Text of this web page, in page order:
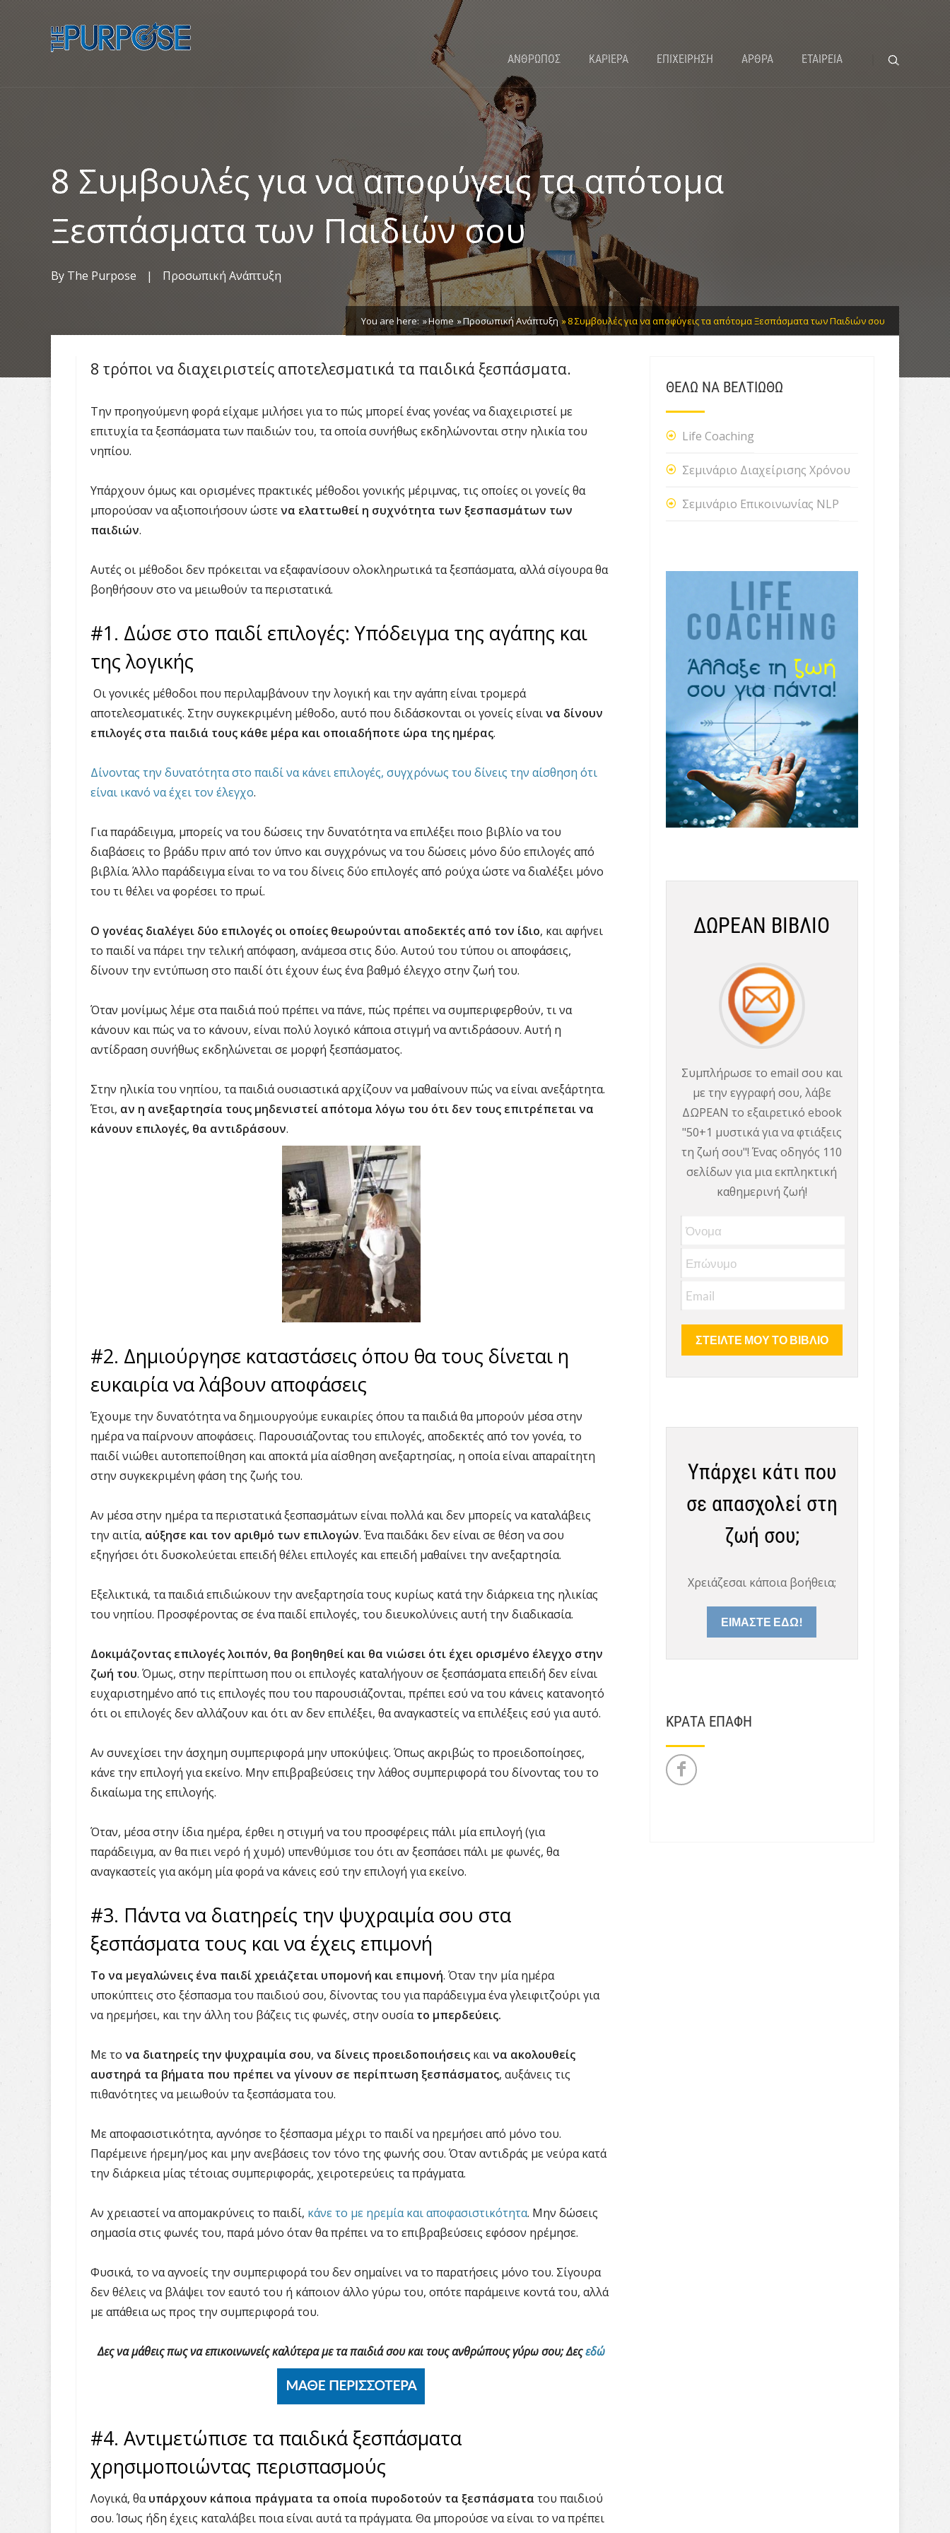
ΑΝΘΡΩΠΟΣ ΚΑΡΙΕΡΑ ΕΠΙΧΕΙΡΗΣΗ ΑΡΘΡΑ ΕΤΑΙΡΕΙΑ
8 Συμβουλές για να αποφύγεις τα απότομα
Ξεσπάσματα των Παιδιών σου
ByThe Purpose | Προσωπική Ανάπτυξη
You are here: Home Προσωπική Ανάπτυξη 8 Συμβουλές για να αποφύγεις τα απότομα Ξεσπάσματα των Παιδιών σου
8 τρόποι να διαχειριστείς αποτελεσματικά τα παιδικά ξεσπάσματα.
Την προηγούμενη φορά είχαμε μιλήσει για το πώς μπορεί ένας γονέας να διαχειριστεί με
επιτυχία τα ξεσπάσματα των παιδιών του, τα οποία συνήθως εκδηλώνονται στην ηλικία του
νηπίου.
Υπάρχουν όμως και ορισμένες πρακτικές μέθοδοι γονικής μέριμνας, τις οποίες οι γονείς θα
μπορούσαν να αξιοποιήσουν ώστενα ελαττωθεί η συχνότητα των ξεσπασμάτων των
παιδιών.
Αυτές οι μέθοδοι δεν πρόκειται να εξαφανίσουν ολοκληρωτικά τα ξεσπάσματα, αλλά σίγουρα θα
βοηθήσουν στο να μειωθούν τα περιστατικά.
#1. Δώσε στο παιδί επιλογές: Υπόδειγμα της αγάπης και
της λογικής
Οι γονικές μέθοδοι που περιλαμβάνουν την λογική και την αγάπη είναι τρομερά
αποτελεσματικές. Στην συγκεκριμένη μέθοδο, αυτό που διδάσκονται οι γονείς είναινα δίνουν
επιλογές στα παιδιά τους κάθε μέρα και οποιαδήποτε ώρα της ημέρας.
Δίνοντας την δυνατότητα στο παιδί να κάνει επιλογές, συγχρόνως του δίνεις την αίσθηση ότι
είναι ικανό να έχει τον έλεγχο.
Για παράδειγμα, μπορείς να του δώσεις την δυνατότητα να επιλέξει ποιο βιβλίο να του
διαβάσεις το βράδυ πριν από τον ύπνο και συγχρόνως να του δώσεις μόνο δύο επιλογές από
βιβλία. Άλλο παράδειγμα είναι το να του δίνεις δύο επιλογές από ρούχα ώστε να διαλέξει μόνο
του τι θέλει να φορέσει το πρωί.
Ο γονέας διαλέγει δύο επιλογές οι οποίες θεωρούνται αποδεκτές από τον ίδιο, και αφήνει
το παιδί να πάρει την τελική απόφαση, ανάμεσα στις δύο. Αυτού του τύπου οι αποφάσεις,
δίνουν την εντύπωση στο παιδί ότι έχουν έως ένα βαθμό έλεγχο στην ζωή του.
Όταν μονίμως λέμε στα παιδιά πού πρέπει να πάνε, πώς πρέπει να συμπεριφερθούν, τι να
κάνουν και πώς να το κάνουν, είναι πολύ λογικό κάποια στιγμή να αντιδράσουν. Αυτή η
αντίδραση συνήθως εκδηλώνεται σε μορφή ξεσπάσματος.
Στην ηλικία του νηπίου, τα παιδιά ουσιαστικά αρχίζουν να μαθαίνουν πώς να είναι ανεξάρτητα.
Έτσι, αν η ανεξαρτησία τους μηδενιστεί απότομα λόγω του ότι δεν τους επιτρέπεται να
κάνουν επιλογές, θα αντιδράσουν.
#2. Δημιούργησε καταστάσεις όπου θα τους δίνεται η
ευκαιρία να λάβουν αποφάσεις
Έχουμε την δυνατότητα να δημιουργούμε ευκαιρίες όπου τα παιδιά θα μπορούν μέσα στην
ημέρα να παίρνουν αποφάσεις. Παρουσιάζοντας του επιλογές, αποδεκτές από τον γονέα, το
παιδί νιώθει αυτοπεποίθηση και αποκτά μία αίσθηση ανεξαρτησίας, η οποία είναι απαραίτητη
στην συγκεκριμένη φάση της ζωής του.
Αν μέσα στην ημέρα τα περιστατικά ξεσπασμάτων είναι πολλά και δεν μπορείς να καταλάβεις
την αιτία, αύξησε και τον αριθμό των επιλογών. Ένα παιδάκι δεν είναι σε θέση να σου
εξηγήσει ότι δυσκολεύεται επειδή θέλει επιλογές και επειδή μαθαίνει την ανεξαρτησία.
Εξελικτικά, τα παιδιά επιδιώκουν την ανεξαρτησία τους κυρίως κατά την διάρκεια της ηλικίας
του νηπίου. Προσφέροντας σε ένα παιδί επιλογές, του διευκολύνεις αυτή την διαδικασία.
Δοκιμάζοντας επιλογές λοιπόν, θα βοηθηθεί και θα νιώσει ότι έχει ορισμένο έλεγχο στην
ζωή του. Όμως, στην περίπτωση που οι επιλογές καταλήγουν σε ξεσπάσματα επειδή δεν είναι
ευχαριστημένο από τις επιλογές που του παρουσιάζονται, πρέπει εσύ να του κάνεις κατανοητό
ότι οι επιλογές δεν αλλάζουν και ότι αν δεν επιλέξει, θα αναγκαστείς να επιλέξεις εσύ για αυτό.
Αν συνεχίσει την άσχημη συμπεριφορά μην υποκύψεις. Όπως ακριβώς το προειδοποίησες,
κάνε την επιλογή για εκείνο. Μην επιβραβεύσεις την λάθος συμπεριφορά του δίνοντας του το
δικαίωμα της επιλογής.
Όταν, μέσα στην ίδια ημέρα, έρθει η στιγμή να του προσφέρεις πάλι μία επιλογή (για
παράδειγμα, αν θα πιει νερό ή χυμό) υπενθύμισε του ότι αν ξεσπάσει πάλι με φωνές, θα
αναγκαστείς για ακόμη μία φορά να κάνεις εσύ την επιλογή για εκείνο.
#3. Πάντα να διατηρείς την ψυχραιμία σου στα
ξεσπάσματα τους και να έχεις επιμονή
Το να μεγαλώνεις ένα παιδί χρειάζεται υπομονή και επιμονή. Όταν την μία ημέρα
υποκύπτεις στο ξέσπασμα του παιδιού σου, δίνοντας του για παράδειγμα ένα γλειφιτζούρι για
να ηρεμήσει, και την άλλη του βάζεις τις φωνές, στην ουσίατο μπερδεύεις.
Με το να διατηρείς την ψυχραιμία σου, να δίνεις προειδοποιήσεις καινα ακολουθείς
αυστηρά τα βήματα που πρέπει να γίνουν σε περίπτωση ξεσπάσματος, αυξάνεις τις
πιθανότητες να μειωθούν τα ξεσπάσματα του.
Με αποφασιστικότητα, αγνόησε το ξέσπασμα μέχρι το παιδί να ηρεμήσει από μόνο του.
Παρέμεινε ήρεμη/μος και μην ανεβάσεις τον τόνο της φωνής σου. Όταν αντιδράς με νεύρα κατά
την διάρκεια μίας τέτοιας συμπεριφοράς, χειροτερεύεις τα πράγματα.
Αν χρειαστεί να απομακρύνεις το παιδί, κάνε το με ηρεμία και αποφασιστικότητα. Μην δώσεις
σημασία στις φωνές του, παρά μόνο όταν θα πρέπει να το επιβραβεύσεις εφόσον ηρέμησε.
Φυσικά, το να αγνοείς την συμπεριφορά του δεν σημαίνει να το παρατήσεις μόνο του. Σίγουρα
δεν θέλεις να βλάψει τον εαυτό του ή κάποιον άλλο γύρω του, οπότε παράμεινε κοντά του, αλλά
με απάθεια ως προς την συμπεριφορά του.
Δες να μάθεις πως να επικοινωνείς καλύτερα με τα παιδιά σου και τους ανθρώπους γύρω σου; Δεςεδώ
#4. Αντιμετώπισε τα παιδικά ξεσπάσματα
χρησιμοποιώντας περισπασμούς
Λογικά, θαυπάρχουν κάποια πράγματα τα οποία πυροδοτούν τα ξεσπάσματα του παιδιού
σου. Ίσως ήδη έχεις καταλάβει ποια είναι αυτά τα πράγματα. Θα μπορούσε να είναι το να πρέπει
ΘΕΛΩ ΝΑ ΒΕΛΤΙΩΘΩ
Life Coaching
Σεμινάριο Διαχείρισης Χρόνου
Σεμινάριο Επικοινωνίας NLP
ΔΩΡΕΑΝ ΒΙΒΛΙΟ
Συμπλήρωσε το email σου και
με την εγγραφή σου, λάβε
ΔΩΡΕΑΝ το εξαιρετικό ebook
"50+1 μυστικά για να φτιάξεις
τη ζωή σου"! Ένας οδηγός 110
σελίδων για μια εκπληκτική
καθημερινή ζωή!
Υπάρχει κάτι που
σε απασχολεί στη
ζωή σου;
Χρειάζεσαι κάποια βοήθεια;
ΕΙΜΑΣΤΕ ΕΔΩ!
ΚΡΑΤΑ ΕΠΑΦΗ